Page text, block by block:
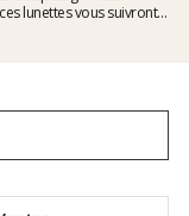
lunettes vous suivront
sans plus